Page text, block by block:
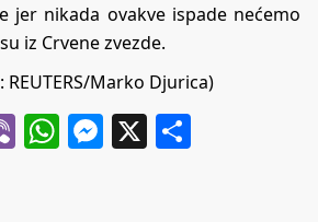
jer nikada ovakve ispade nećemo
iz Crvene zvezde.
REUTERS/Marko Djurica)
ViberWhatsApp
Messenger
X